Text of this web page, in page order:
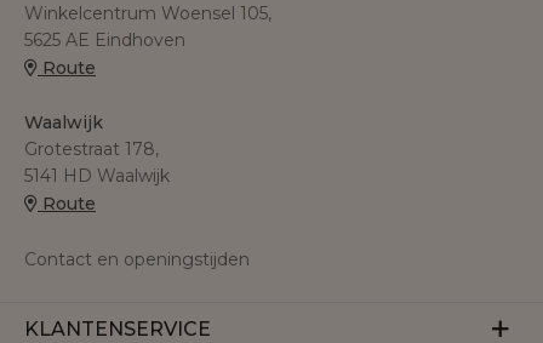
Winkelcentrum Woensel 105,
5625 AE Eindhoven
Route
Waalwijk
Grotestraat 178,
5141 HD Waalwijk
Route
Contact en openingstijden
KLANTENSERVICE